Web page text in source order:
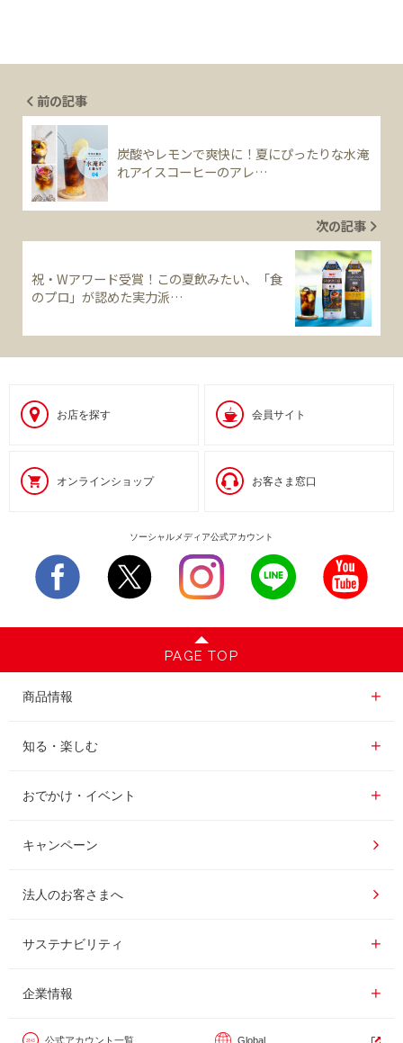
前の記事
炭酸やレモンで爽快に！夏にぴったりな水淹
れアイスコーヒーのアレ…
次の記事
祝・Wアワード受賞！この夏飲みたい、「食
のプロ」が認めた実力派…
お店を探す 会員サイト
オンラインショップ お客さま窓口
ソーシャルメディア公式アカウント
PAGE TOP
商品情報
商品情報一覧
レギュラーコーヒー
インスタントコーヒー
ドリップポッド
知る・楽しむ
知る・楽しむ一覧
おいしいコーヒーの淹れ方
コーヒー百科
レシピ
おでかけ・イベント
おでかけ・イベント情報一覧
UCCコーヒー博物館
UCCコーヒーアカデミー
工場見学
東京ディズニーリゾート®︎
カフェのお仕事体験
キャンペーン
法人のお客さまへ
サステナビリティ
サステナビリティ
企業情報
企業情報一覧
公式アカウント一覧 Global